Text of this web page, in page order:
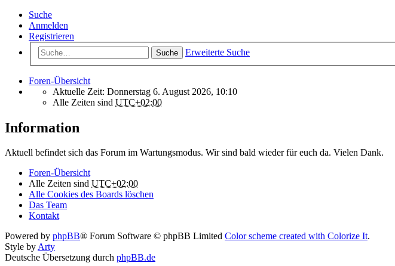
Suche
Anmelden
Registrieren
Suche Erweiterte Suche
Foren-Übersicht
Aktuelle Zeit: Donnerstag 6. August 2026, 10:10
Alle Zeiten sind UTC+02:00
Information
Aktuell befindet sich das Forum im Wartungsmodus. Wir sind bald wieder für euch da. Vielen Dank.
Foren-Übersicht
Alle Zeiten sind UTC+02:00
Alle Cookies des Boards löschen
Das Team
Kontakt
Powered by phpBB® Forum Software © phpBB Limited Color scheme created with Colorize It.
Style byArty
Deutsche Übersetzung durch phpBB.de